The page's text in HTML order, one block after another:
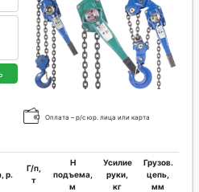
Оплата – р/с юр. лица или карта
р.
Г/п,
т
H
подъема,
м
Усилие
руки,
кг
Грузов.
цепь,
мм